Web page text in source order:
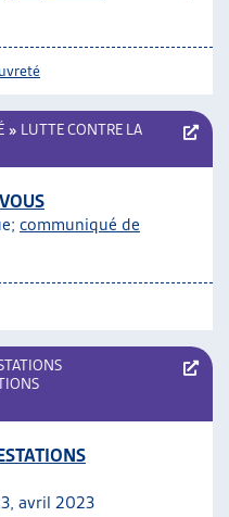
» LUTTE CONTRE LA
communiqué de
avril 2023